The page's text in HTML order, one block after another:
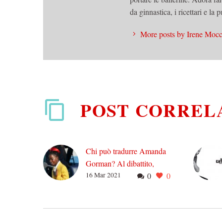
da ginnastica, i ricettari e la
More posts by Irene
POST
Chi può tradurre Amanda
Gorman? Al dibattito,
partecipi anche la poesia
0 0
16 Mar 2021